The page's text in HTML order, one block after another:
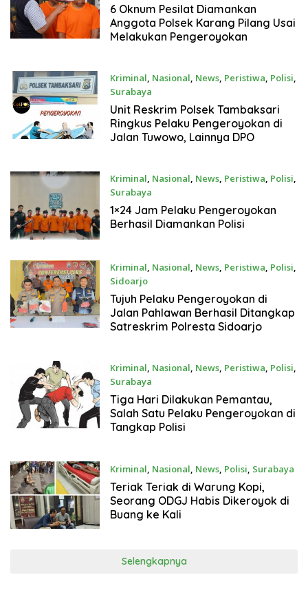
Agustus 14, 2024
6 Oknum Pesilat Diamankan
Anggota Polsek Karang Pilang Usai
Melakukan Pengeroyokan
Kriminal, Nasional, News, Peristiwa, Polisi,
Surabaya
Mei 4, 2024
Unit Reskrim Polsek Tambaksari
Ringkus Pelaku Pengeroyokan di
Jalan Tuwowo, Lainnya DPO
Kriminal, Nasional, News, Peristiwa, Polisi,
Surabaya
April 30, 2024
1×24 Jam Pelaku Pengeroyokan
Berhasil Diamankan Polisi
Kriminal, Nasional, News, Peristiwa, Polisi,
Sidoarjo
April 3, 2024
Tujuh Pelaku Pengeroyokan di
Jalan Pahlawan Berhasil Ditangkap
Satreskrim Polresta Sidoarjo
Kriminal, Nasional, News, Peristiwa, Polisi,
Surabaya
Maret 23, 2024
Tiga Hari Dilakukan Pemantau,
Salah Satu Pelaku Pengeroyokan di
Tangkap Polisi
Kriminal, Nasional, News, Polisi, Surabaya
Maret 17, 2024
Teriak Teriak di Warung Kopi,
Seorang ODGJ Habis Dikeroyok di
Buang ke Kali
Selengkapnya